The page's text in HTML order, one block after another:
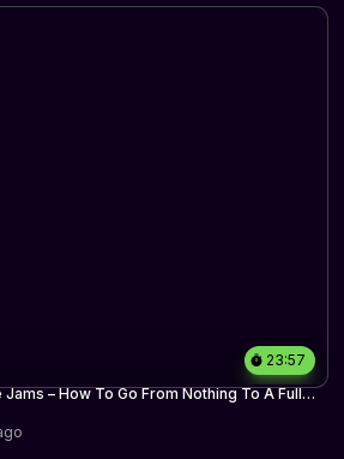
23:57
– How To Go From Nothing To A Full